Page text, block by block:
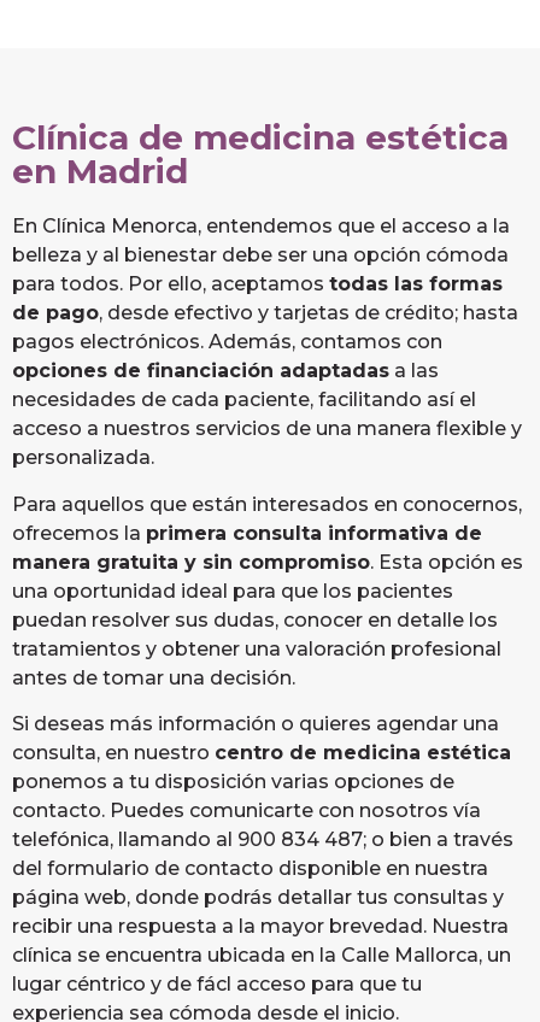
Clínica de medicina estética
en Madrid
En Clínica Menorca, entendemos que el acceso a la
belleza y al bienestar debe ser una opción cómoda
para todos. Por ello, aceptamos todas las formas
de pago, desde efectivo y tarjetas de crédito; hasta
pagos electrónicos. Además, contamos con
opciones de financiación adaptadas a las
necesidades de cada paciente, facilitando así el
acceso a nuestros servicios de una manera flexible y
personalizada.
Para aquellos que están interesados en conocernos,
ofrecemos la primera consulta informativa de
manera gratuita y sin compromiso. Esta opción es
una oportunidad ideal para que los pacientes
puedan resolver sus dudas, conocer en detalle los
tratamientos y obtener una valoración profesional
antes de tomar una decisión.
Si deseas más información o quieres agendar una
consulta, en nuestro centro de medicina estética
ponemos a tu disposición varias opciones de
contacto. Puedes comunicarte con nosotros vía
telefónica, llamando al 900 834 487; o bien a través
del formulario de contacto disponible en nuestra
página web, donde podrás detallar tus consultas y
recibir una respuesta a la mayor brevedad. Nuestra
clínica se encuentra ubicada en la Calle Mallorca, un
lugar céntrico y de fácl acceso para que tu
experiencia sea cómoda desde el inicio.